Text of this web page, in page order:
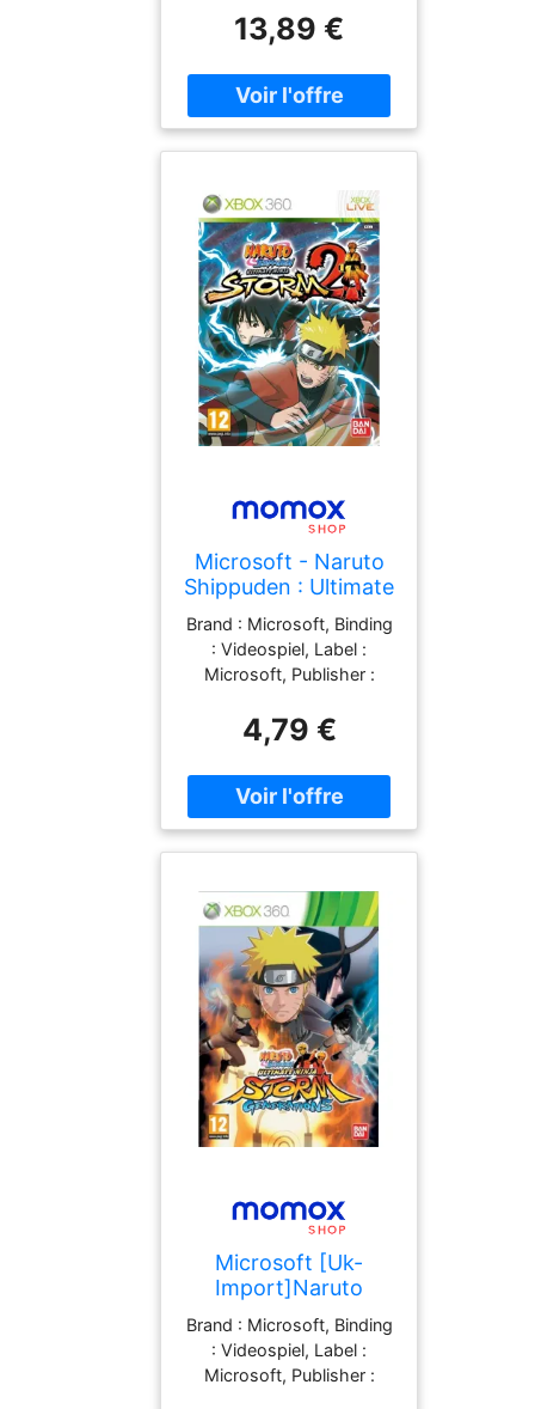
BANDAI Partners,
NumberOfDiscs : 1,
PackageQuantity : 1,
medium : Videospiel, 0 :
Xbox 360, 0 : Xbox 360
13,89 €
Microsoft - Naruto
Shippuden : Ultimate
Ninja Storm 2
Occasion [ Xbox 360
] - 3700577001055
Brand : Microsoft, Binding
: Videospiel, Label :
Microsoft, Publisher :
PackageQuantity : 1,
Feature : - Naruto
Shippuden : ultimate Ninja
storm 2 Occasion [ Xbox
360 ], medium :
Videospiel, 0 : Xbox 360,
4,79 €
Microsoft [Uk-
Import]Naruto
Shippuden Ultimate
Ninja Storm
Generations Game
Xbox 360
Brand : Microsoft, Binding
: Videospiel, Label :
Microsoft, Publisher :